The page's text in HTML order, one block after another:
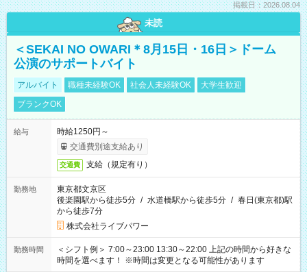
掲載日：2026.08.04
未読
＜SEKAI NO OWARI＊8月15日・16日＞ドーム
公演のサポートバイト
アルバイト 職種未経験OK 社会人未経験OK
大学生歓迎
ブランクOK
給与
時給1250円～
交通費別途支給あり
交通費 支給（規定有り）
勤務地
東京都文京区
後楽園駅から徒歩5分 / 水道橋駅から徒歩5分 / 春日(東京都)駅
から徒歩7分
株式会社ライブパワー
勤務時間
＜シフト例＞ 7:00～23:00 13:30～22:00 上記の時間から好きな
時間を選べます！ ※時間は変更となる可能性があります